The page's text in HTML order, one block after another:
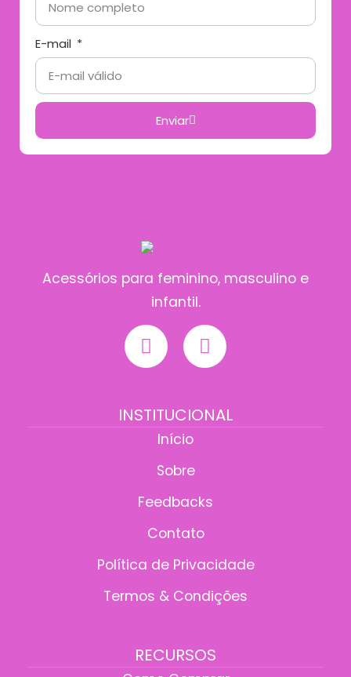
E-mail
Enviar
Acessórios para feminino, masculino e
infantil.
INSTITUCIONAL
Início
Sobre
Feedbacks
Contato
Política de Privacidade
Termos & Condições
RECURSOS